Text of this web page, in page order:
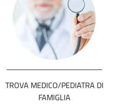
TROVA MEDICO/PEDIATRA DI
FAMIGLIA